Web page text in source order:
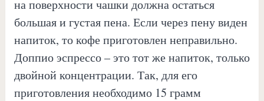
на поверхности чашки должна остаться
большая и густая пена. Если через пену виден
напиток, то кофе приготовлен неправильно.
Доппио эспрессо – это тот же напиток, только
двойной концентрации. Так, для его
приготовления необходимо 15 грамм